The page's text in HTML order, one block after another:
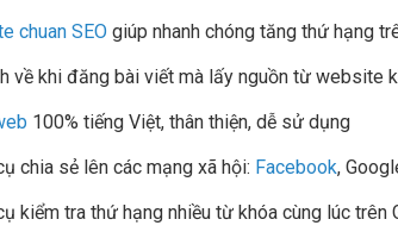
chuan SEO giúp nhanh chóng tăng thứ hạng
về khi đăng bài viết mà lấy nguồn từ website
100% tiếng Việt, thân thiện, dễ sử dụng
chia sẻ lên các mạng xã hội: Facebook,
kiểm tra thứ hạng nhiều từ khóa cùng lúc trên